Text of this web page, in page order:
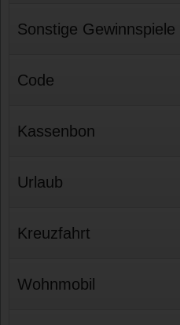
Sonstige Gewinnspiele
Code
Kassenbon
Urlaub
Kreuzfahrt
Wohnmobil